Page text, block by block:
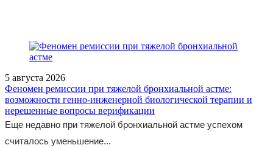
5 августа 2026
Феномен ремиссии при тяжелой бронхиальной астме:
возможности генно-инженерной биологической терапии и
нерешенные вопросы верификации
Еще недавно при тяжелой бронхиальной астме успехом
считалось уменьшение...